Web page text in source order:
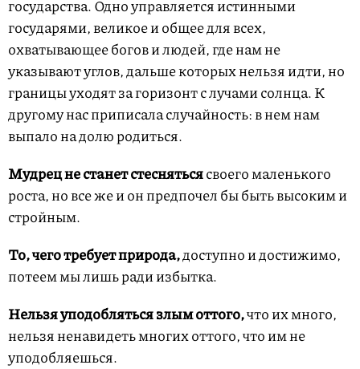
государства. Одно управляется истинными
государями, великое и общее для всех,
охватывающее богов и людей, где нам не
указывают углов, дальше которых нельзя идти, но
границы уходят за горизонт с лучами солнца. К
другому нас приписала случайность: в нем нам
выпало на долю родиться.
Мудрец не станет стеснятьсясвоего маленького
роста, но все же и он предпочел бы быть высоким и
стройным.
То, чего требует природа,доступно и достижимо,
потеем мы лишь ради избытка.
Нельзя уподобляться злым оттого,что их много,
нельзя ненавидеть многих оттого, что им не
уподобляешься.